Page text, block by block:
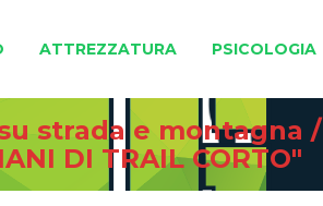
ATTREZZATURA PSICOLOGIA
strada e montagna /
DI TRAIL CORTO"